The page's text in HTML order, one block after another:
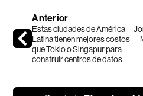
Anterior
Estas ciudades de América
Latina tienen mejores costos
que Tokio o Singapur para
construir centros de datos